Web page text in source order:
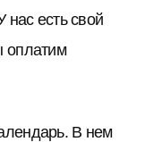
есть свой
оплатим
В нем